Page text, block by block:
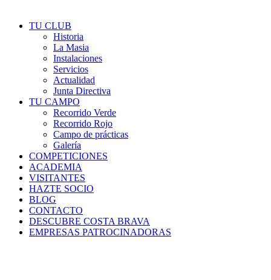
TU CLUB
Historia
La Masia
Instalaciones
Servicios
Actualidad
Junta Directiva
TU CAMPO
Recorrido Verde
Recorrido Rojo
Campo de prácticas
Galería
COMPETICIONES
ACADEMIA
VISITANTES
HAZTE SOCIO
BLOG
CONTACTO
DESCUBRE COSTA BRAVA
EMPRESAS PATROCINADORAS